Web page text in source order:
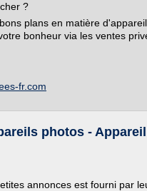
?
plans en matière
bonheur via les ventes
fr.com
photos -
annonces est fourni par